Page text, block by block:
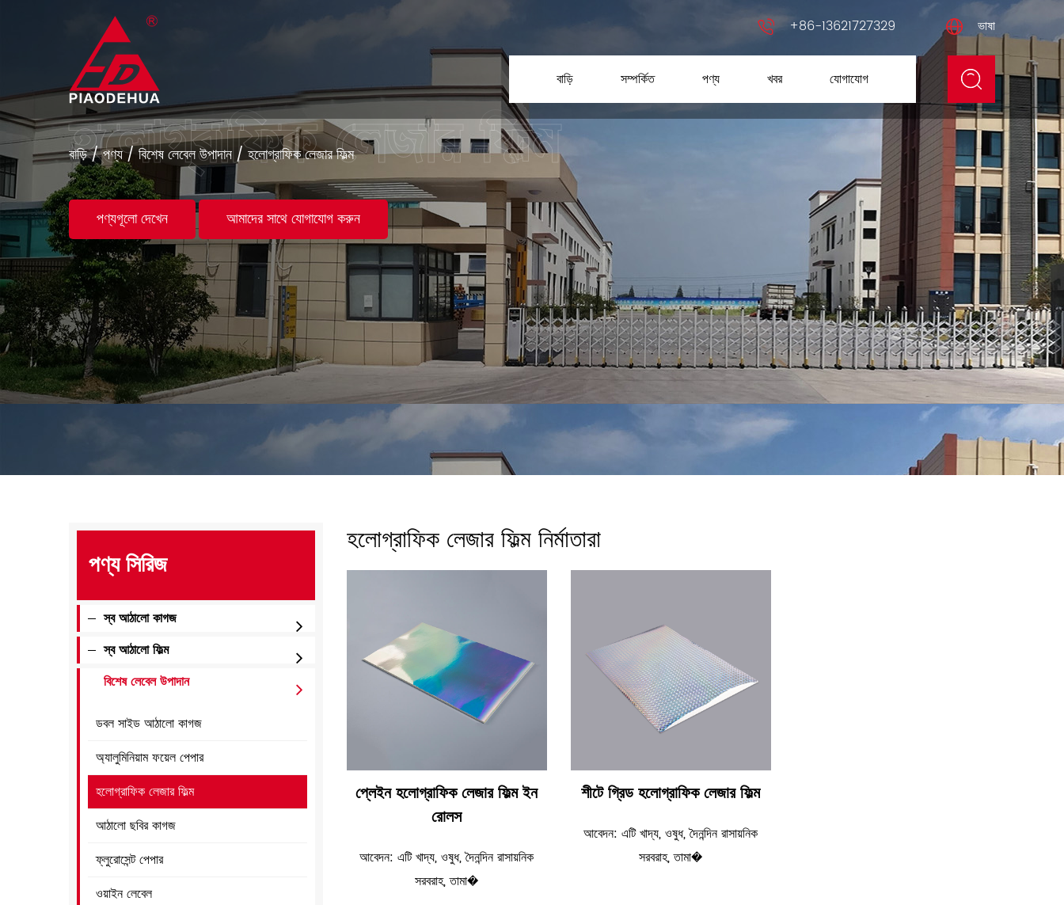
+86-13621727329 ভাষা
বাড়ি সম্পর্কিত পণ্য খবর যোগাযোগ
বাড়ি/পণ্য/বিশেষ লেবেল উপাদান /হলোগ্রাফিক লেজার ফিল্ম
পণ্যগূলো দেখেন আমাদের সাথে যোগাযোগ করুন
পণ্য সিরিজ
স্ব আঠালো কাগজ
স্ব আঠালো ফিল্ম
বিশেষ লেবেল উপাদান
ডবল সাইড আঠালো কাগজ
অ্যালুমিনিয়াম ফয়েল পেপার
হলোগ্রাফিক লেজার ফিল্ম
আঠালো ছবির কাগজ
ফ্লুরোসেন্ট পেপার
ওয়াইন লেবেল
হলোগ্রাফিক লেজার ফিল্ম নির্মাতারা
প্লেইন হলোগ্রাফিক লেজার ফিল্ম ইন
রোলস
আবেদন: এটি খাদ্য, ওষুধ, দৈনন্দিন রাসায়নিক
সরবরাহ, তামা�
শীটে গ্রিড হলোগ্রাফিক লেজার ফিল্ম
আবেদন: এটি খাদ্য, ওষুধ, দৈনন্দিন রাসায়নিক
সরবরাহ, তামা�